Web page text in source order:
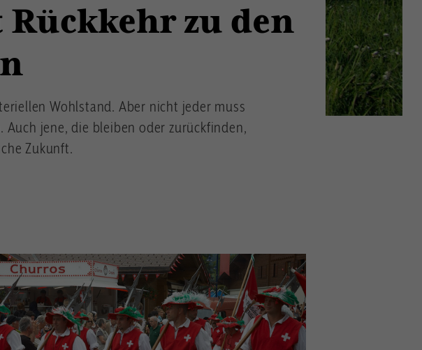
zu den
Wohlstand. Aber nicht jeder muss
Auch jene, die bleiben oder zurückfinden,
Zukunft.